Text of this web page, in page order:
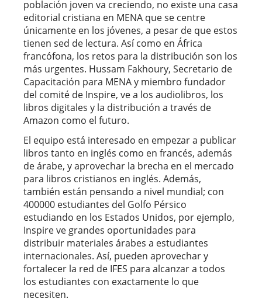
población joven va creciendo, no existe una casa
editorial cristiana en MENA que se centre
únicamente en los jóvenes, a pesar de que estos
tienen sed de lectura. Así como en África
francófona, los retos para la distribución son los
más urgentes. Hussam Fakhoury, Secretario de
Capacitación para MENA y miembro fundador
del comité de Inspire, ve a los audiolibros, los
libros digitales y la distribución a través de
Amazon como el futuro.
El equipo está interesado en empezar a publicar
libros tanto en inglés como en francés, además
de árabe, y aprovechar la brecha en el mercado
para libros cristianos en inglés. Además,
también están pensando a nivel mundial; con
400000 estudiantes del Golfo Pérsico
estudiando en los Estados Unidos, por ejemplo,
Inspire ve grandes oportunidades para
distribuir materiales árabes a estudiantes
internacionales. Así, pueden aprovechar y
fortalecer la red de IFES para alcanzar a todos
los estudiantes con exactamente lo que
necesiten.